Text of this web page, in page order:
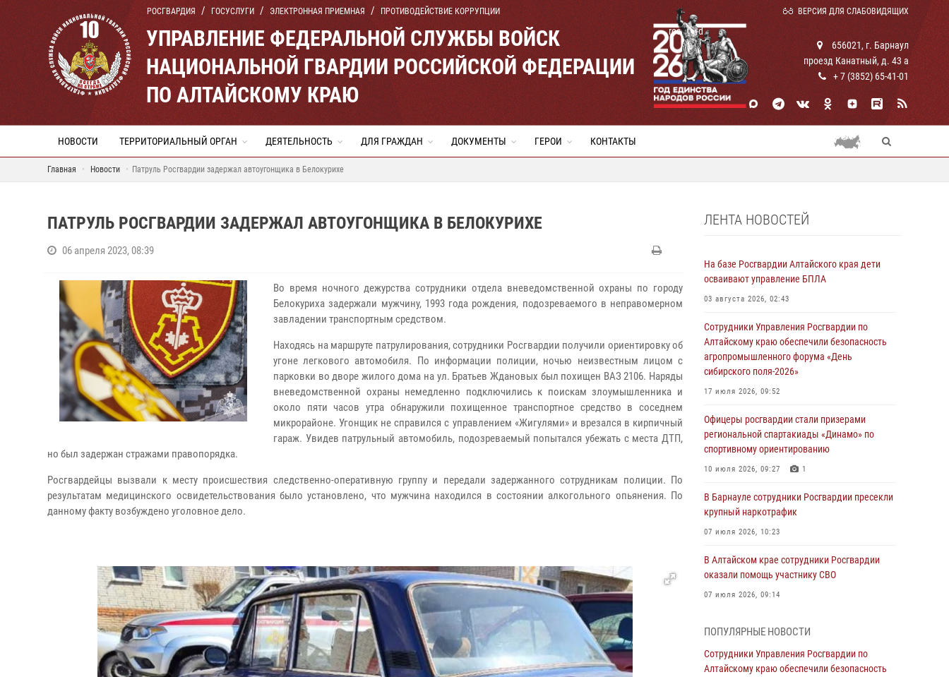
РОСГВАРДИЯ ГОСУСЛУГИ ЭЛЕКТРОННАЯ ПРИЕМНАЯ ПРОТИВОДЕЙСТВИЕ КОРРУПЦИИ ВЕРСИЯ ДЛЯ СЛАБОВИДЯЩИХ
УПРАВЛЕНИЕ ФЕДЕРАЛЬНОЙ СЛУЖБЫ ВОЙСК
НАЦИОНАЛЬНОЙ ГВАРДИИ РОССИЙСКОЙ ФЕДЕРАЦИИ
ПО АЛТАЙСКОМУ КРАЮ
rosguard
656021, г. Барнаул
проезд Канатный, д. 43 а
+ 7 (3852) 65-41-01
НОВОСТИ ТЕРРИТОРИАЛЬНЫЙ ОРГАН ДЕЯТЕЛЬНОСТЬ ДЛЯ ГРАЖДАН ДОКУМЕНТЫ ГЕРОИ КОНТАКТЫ
Главная Новости Патруль Росгвардии задержал автоугонщика в Белокурихе
ПАТРУЛЬ РОСГВАРДИИ ЗАДЕРЖАЛ АВТОУГОНЩИКА В БЕЛОКУРИХЕ
06 апреля 2023, 08:39
Во время ночного дежурства сотрудники отдела вневедомственной охраны по городу
Белокуриха задержали мужчину, 1993 года рождения, подозреваемого в неправомерном
завладении транспортным средством.
Находясь на маршруте патрулирования, сотрудники Росгвардии получили ориентировку об
угоне легкового автомобиля. По информации полиции, ночью неизвестным лицом с
парковки во дворе жилого дома на ул. Братьев Ждановых был похищен ВАЗ 2106. Наряды
вневедомственной охраны немедленно подключились к поискам злоумышленника и
около пяти часов утра обнаружили похищенное транспортное средство в соседнем
микрорайоне. Угонщик не справился с управлением «Жигулями» и врезался в кирпичный
гараж. Увидев патрульный автомобиль, подозреваемый попытался убежать с места ДТП,
но был задержан стражами правопорядка.
Росгвардейцы вызвали к месту происшествия следственно-оперативную группу и передали задержанного сотрудникам полиции. По
результатам медицинского освидетельствования было установлено, что мужчина находился в состоянии алкогольного опьянения. По
данному факту возбуждено уголовное дело.
ЛЕНТА НОВОСТЕЙ
На базе Росгвардии Алтайского края дети
осваивают управление БПЛА
03 августа 2026, 02:43
Сотрудники Управления Росгвардии по
Алтайскому краю обеспечили безопасность
агропромышленного форума «День
сибирского поля-2026»
17 июля 2026, 09:52
Офицеры росгвардии стали призерами
региональной спартакиады «Динамо» по
спортивному ориентированию
10 июля 2026, 09:27 1
В Барнауле сотрудники Росгвардии пресекли
крупный наркотрафик
07 июля 2026, 10:23
В Алтайском крае сотрудники Росгвардии
оказали помощь участнику СВО
07 июля 2026, 09:14
бойцы ОМОН «Алтай» провели военно-
патриотическое мероприятие для детей в
лагере «Звёздный»
ПОПУЛЯРНЫЕ НОВОСТИ
Сотрудники Управления Росгвардии по
Алтайскому краю обеспечили безопасность